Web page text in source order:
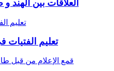
العلاقات بين الهند
تعليم